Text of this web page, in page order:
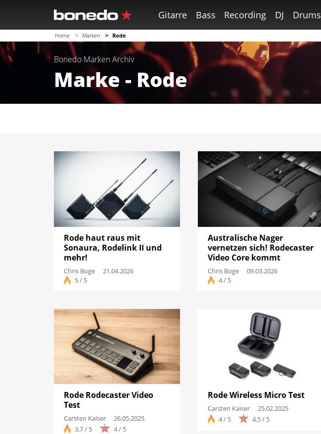
Gitarre Bass Recording DJ Drums
Home Marken Rode
Bonedo MarkenArchiv
Marke - Rode
Rode haut raus mit
Sonaura, Rodelink II und
mehr!
Chris Boge
21.04.2026
5 / 5
Australische Nager
vernetzen sich! Rodecaster
Video Core kommt
Chris Boge
09.03.2026
4 / 5
Rode Rodecaster Video
Test
Carsten Kaiser
26.05.2025
3,7 / 5
4 / 5
Rode Wireless Micro Test
Carsten Kaiser
25.02.2025
4 / 5
4,5 / 5